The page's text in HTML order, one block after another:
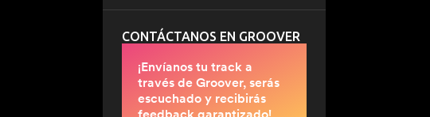
CONTÁCTANOS EN GROOVER